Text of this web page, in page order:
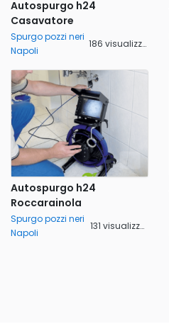
Autospurgo h24
Casavatore
Spurgo pozzi neri
Napoli
186 visualizzazioni
Autospurgo h24
Roccarainola
Spurgo pozzi neri
Napoli
131 visualizzazioni